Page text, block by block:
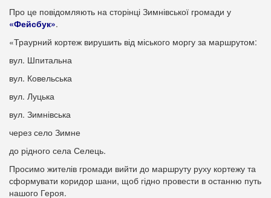
Про це повідомляють на сторінці Зимнівської громади у
«Фейсбук».
«Траурний кортеж вирушить від міського моргу за маршрутом:
вул. Шпитальна
вул. Ковельська
вул. Луцька
вул. Зимнівська
через село Зимне
до рідного села Селець.
Просимо жителів громади вийти до маршруту руху кортежу та
сформувати коридор шани, щоб гідно провести в останню путь
нашого Героя.